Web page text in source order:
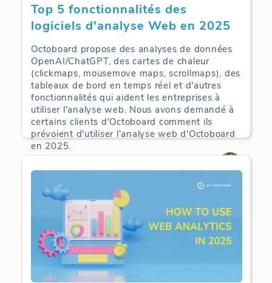
Top 5 fonctionnalités des
logiciels d'analyse Web en 2025
Octoboard propose des analyses de données
OpenAI/ChatGPT, des cartes de chaleur
(clickmaps, mousemove maps, scrollmaps), des
tableaux de bord en temps réel et d'autres
fonctionnalités qui aident les entreprises à
utiliser l'analyse web. Nous avons demandé à
certains clients d'Octoboard comment ils
prévoient d'utiliser l'analyse web d'Octoboard
en 2025.